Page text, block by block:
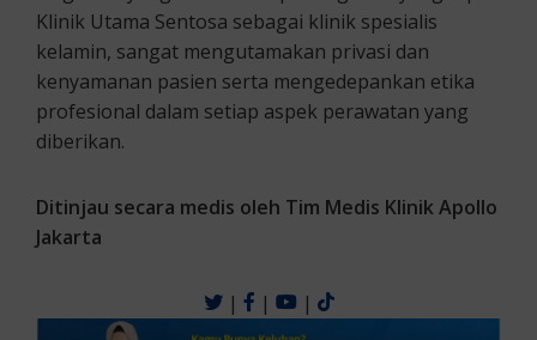
Klinik Utama Sentosa sebagai klinik spesialis
kelamin, sangat mengutamakan privasi dan
kenyamanan pasien serta mengedepankan etika
profesional dalam setiap aspek perawatan yang
diberikan.
Ditinjau secara medis oleh Tim Medis Klinik Apollo
Jakarta
| | |